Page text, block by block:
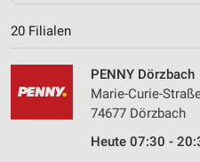
20 Filialen
PENNY Dörzbach
Marie-Curie-
74677 Dörzbach
Heute 07:30 -